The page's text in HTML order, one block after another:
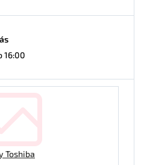
16:00
Toshiba